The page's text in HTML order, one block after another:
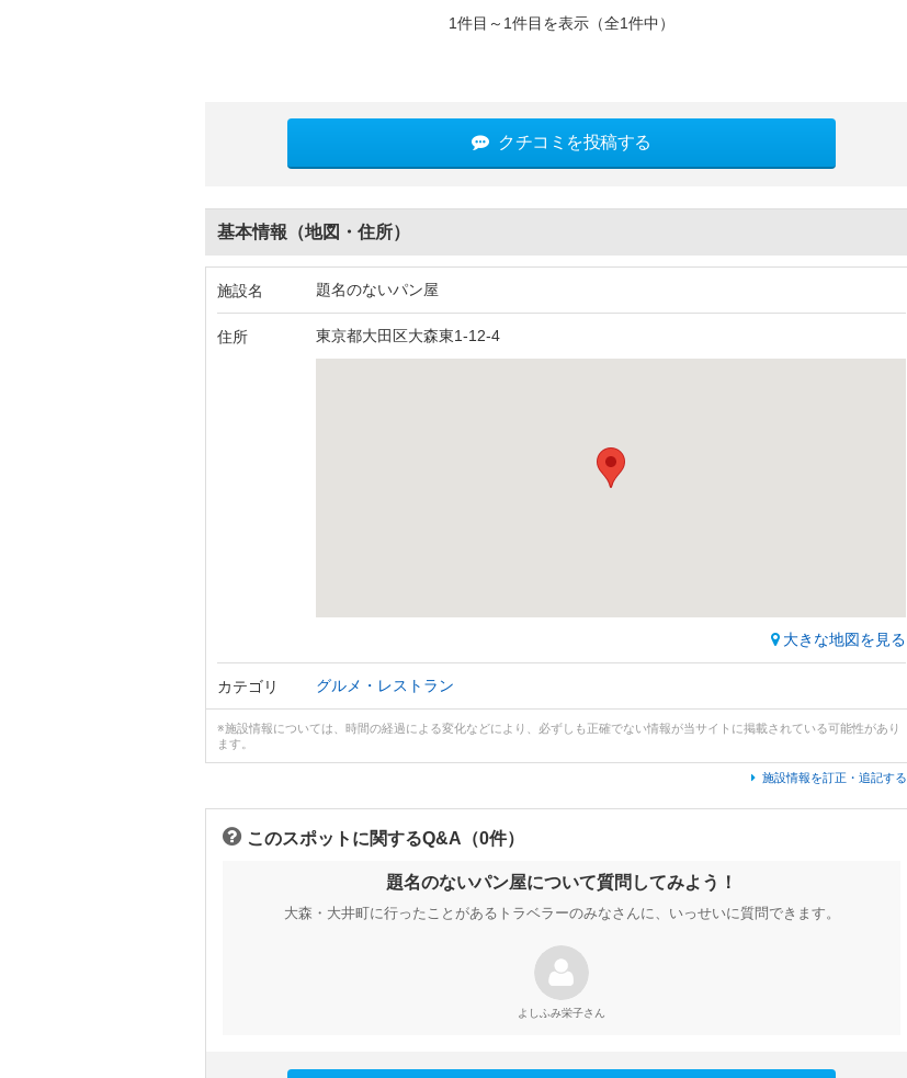
1件目～1件目を表示（全1件中）
クチコミを投稿する
基本情報（地図・住所）
施設名 題名のないパン屋
住所 東京都大田区大森東1-12-4
大きな地図を見る
カテゴリ グルメ・レストラン
※施設情報については、時間の経過による変化などにより、必ずしも正確でない情報が当サイトに掲載されている可能性があり
ます。
施設情報を訂正・追記する
このスポットに関するQ&A（0件）
題名のないパン屋について質問してみよう！
大森・大井町に行ったことがあるトラベラーのみなさんに、いっせいに質問できます。
よしふみ栄子さん